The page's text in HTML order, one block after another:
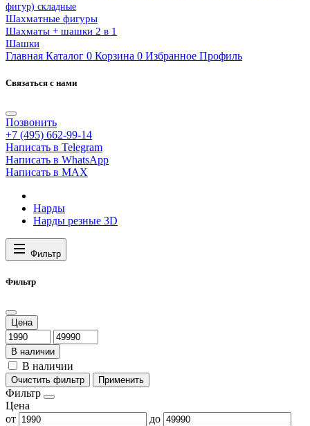
фигур) складные
Шахматные фигуры
Шахматы + шашки 2 в 1
Шашки
Главная Каталог 0 Корзина 0 Избранное Профиль
Связаться с нами
Позвонить
+7 (495) 662-99-14
Написать в Telegram
Написать в WhatsApp
Написать в MAX
Нарды
Нарды резные 3D
Фильтр
Фильтр
Цена
В наличии
В наличии
Очистить фильтр Применить
Фильтр
Цена
от
до